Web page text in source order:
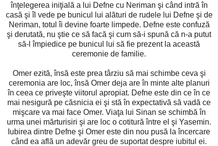
înţelegerea iniţială a lui Defne cu Neriman şi când intră în
casă şi îl vede pe bunicul lui alături de rudele lui Defne şi de
Neriman, totul îi devine foarte limpede. Defne este confuză
şi derutată, nu ştie ce să facă şi cum să-i spună că n-a putut
să-l împiedice pe bunicul lui să fie prezent la această
ceremonie de familie.
Omer ezită, însă este prea târziu să mai schimbe ceva şi
ceremonia are loc, însă Omer deja are în minte alte planuri
în ceea ce priveşte viitorul apropiat. Defne este din ce în ce
mai nesigură pe căsnicia ei şi stă în expectativă să vadă ce
mişcare va mai face Omer. Viaţa lui Sinan se schimbă în
urma unei mărturisiri şi are loc o cotitură între el şi Yasemin.
Iubirea dintre Defne şi Omer este din nou pusă la încercare
când ea află un adevăr greu de suportat despre iubitul ei.